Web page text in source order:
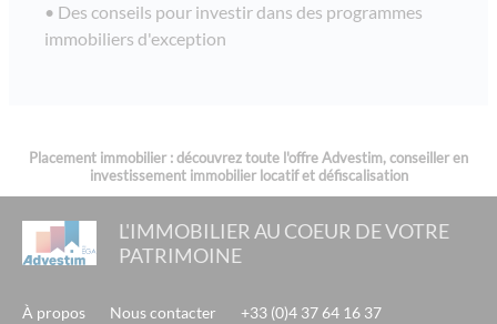
dispositif lmnp
conseil investissement locatif
Des conseils pour investir dans des programmes
immobiliers d'exception
Placement immobilier : découvrez toute l'offre Advestim, conseiller en
investissement immobilier locatif et défiscalisation
L'IMMOBILIER AU COEUR DE VOTRE
PATRIMOINE
À propos Nous contacter +33 (0)4 37 64 16 37